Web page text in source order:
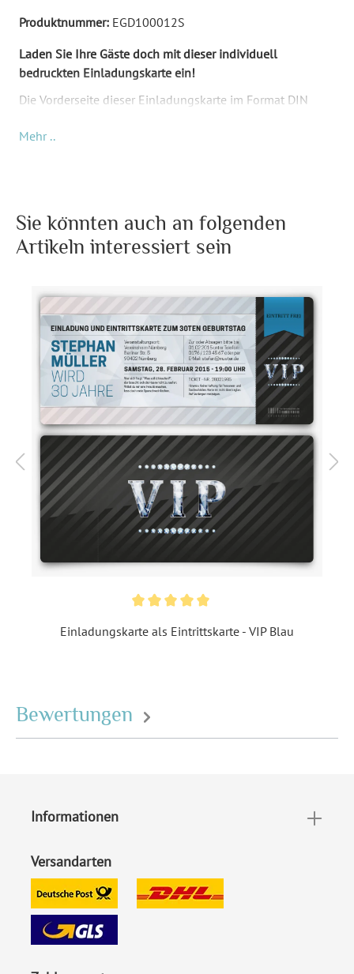
Produktnummer: EGD100012S
Laden Sie Ihre Gäste doch mit dieser individuell
bedruckten Einladungskarte ein!
Die Vorderseite dieser Einladungskarte im Format DIN
Rückseite ist bedruckt mit einer Illustration und dem Wort
Format:
DIN Lang quer (210 x 98
mm)
Highlights: Abgerundete Ecken,
Individuell bedruckt
Inklusiv-Leistungen: Inkl. Druck Ihrer Texte
Foto: Ohne Foto
Ecken: Abgerundete Ecken
Material:
Bilderdruckpapier 300 g /
m² , Naturpapier 300 g / m²
Porto pro Stück:
Standardbrief 0,95 € - für
diesen Preis können Sie mit
versenden
704679647732
Mehr ..
Sie könnten auch an folgenden
Artikeln interessiert sein
Einladungskarte als Eintrittskarte - VIP Blau
Bewertungen
Informationen
Versandarten